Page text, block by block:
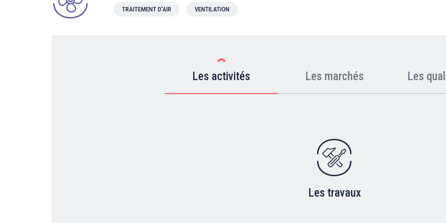
TRAITEMENT D'AIR VENTILATION
Les activités Les marchés Les
Les travaux